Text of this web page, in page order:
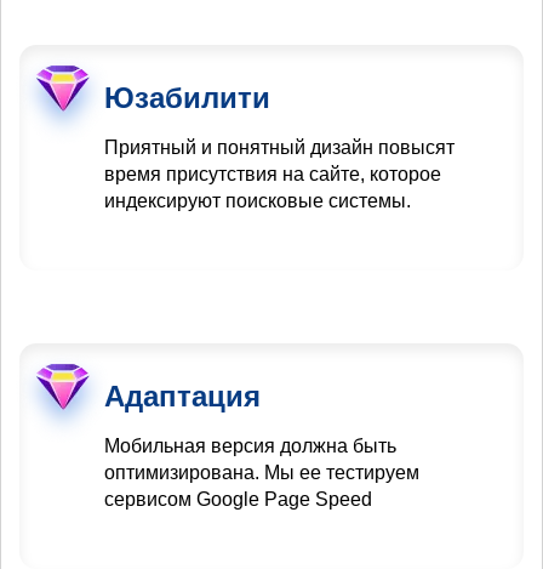
Юзабилити
Приятный и понятный дизайн повысят
время присутствия на сайте, которое
индексируют поисковые системы.
Адаптация
Мобильная версия должна быть
оптимизирована. Мы ее тестируем
сервисом Google Page Speed